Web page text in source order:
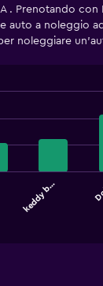
. Prenotando con
auto a noleggio ad
noleggiare
keddy b…